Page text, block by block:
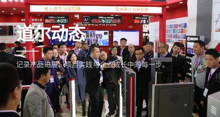
道尔动态
记录产品进展、项目实践与企业成长中的每一步。